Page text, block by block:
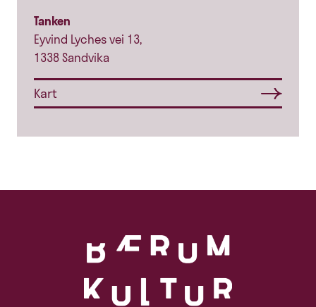
Tanken
Eyvind Lyches vei 13,
1338 Sandvika
Kart